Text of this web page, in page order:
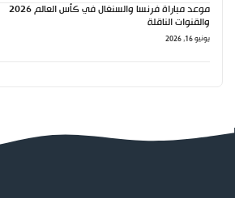
موعد مباراة فرنسا والسنغال في كأس العالم 2026
والقنوات الناقلة
يونيو 16, 2026